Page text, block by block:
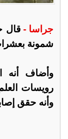
جراسا - قال
شمونة
وأضاف أنه
رويسات العلم
وأنه حقق